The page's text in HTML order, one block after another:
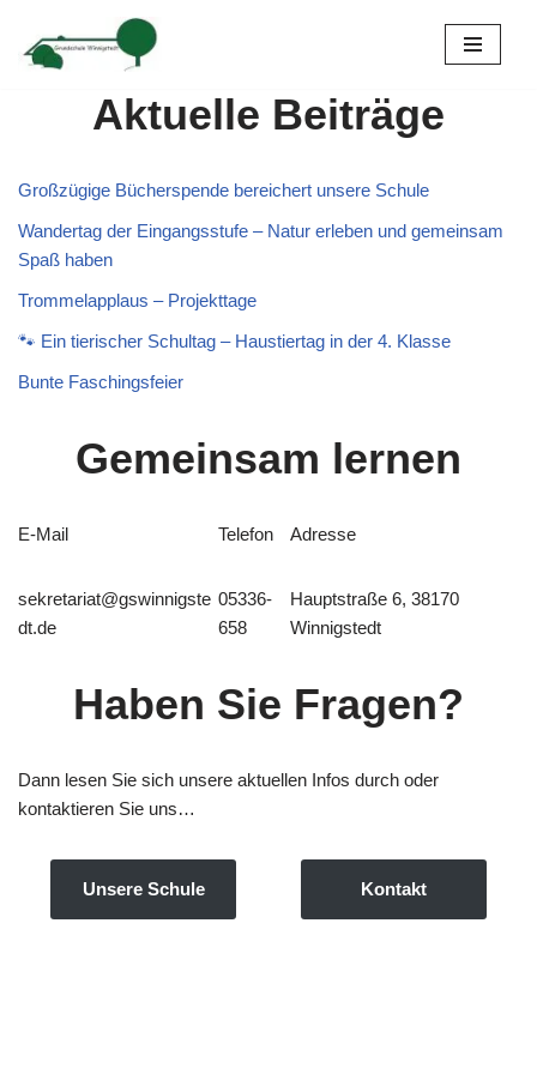
Zum
Aktuelle Beiträge
Großzügige Bücherspende bereichert unsere Schule
Wandertag der Eingangsstufe – Natur erleben und gemeinsam
Spaß haben
Trommelapplaus – Projekttage
🐾 Ein tierischer Schultag – Haustiertag in der 4. Klasse
Bunte Faschingsfeier
Gemeinsam lernen
E-Mail
sekretariat@gswinnigste
dt.de
Telefon
05336-
658
Adresse
Hauptstraße 6, 38170
Winnigstedt
Haben Sie Fragen?
Dann lesen Sie sich unsere aktuellen Infos durch oder
kontaktieren Sie uns…
Unsere Schule Kontakt